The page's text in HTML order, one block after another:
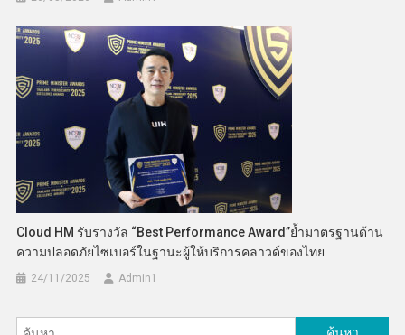
Cloud HM รับรางวัล “Best Performance Award”ย้ำมาตรฐานด้าน
ความปลอดภัยไซเบอร์ในฐานะผู้ให้บริการคลาวด์ของไทย
24/11/2025 Admin​1